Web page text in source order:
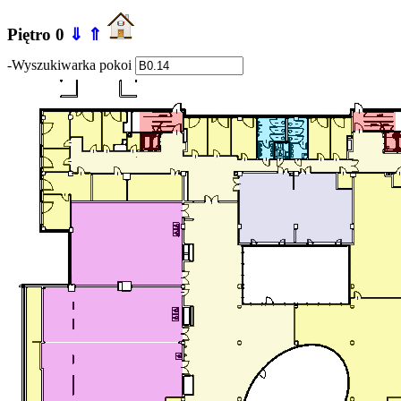
Piętro 0 ⇓ ⇑
-Wyszukiwarka pokoi